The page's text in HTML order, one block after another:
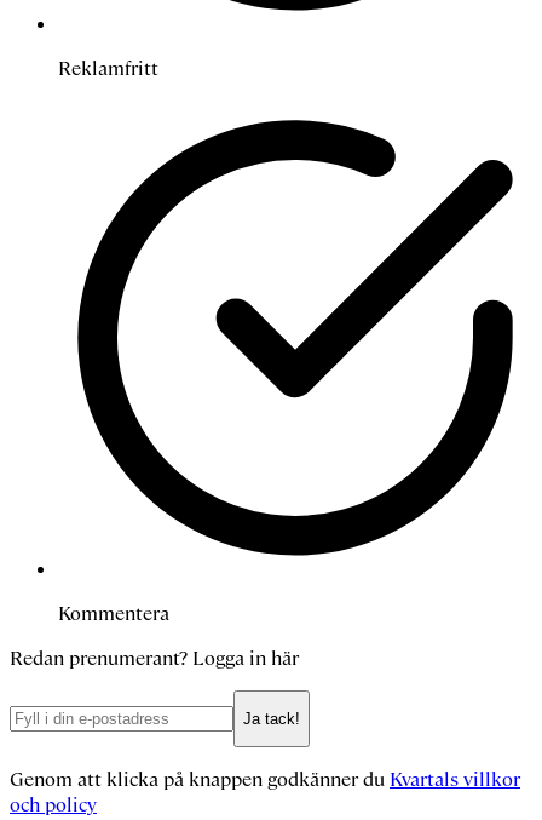
Reklamfritt
Kommentera
Redan prenumerant? Logga in här
Ja tack!
Genom att klicka på knappen godkänner du Kvartals villkor
och policy